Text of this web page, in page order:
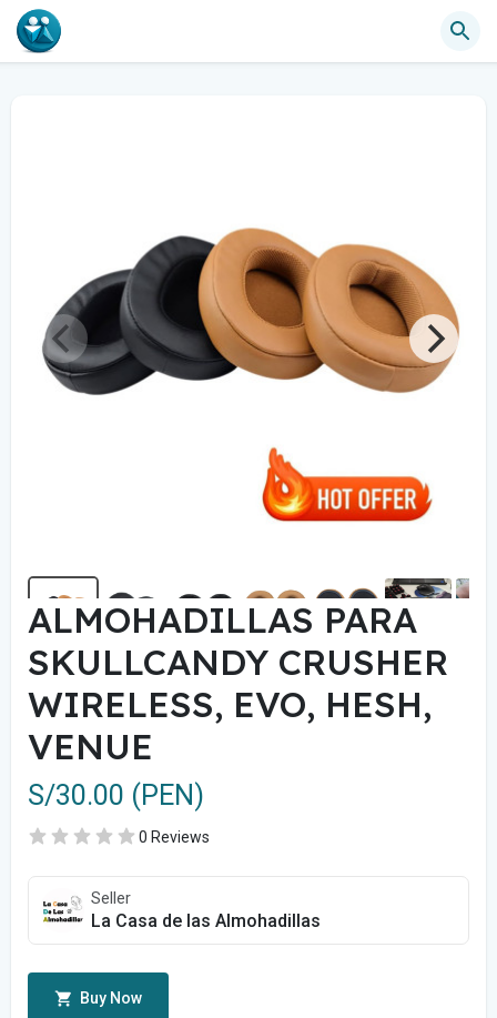
ALMOHADILLAS PARA
SKULLCANDY CRUSHER
WIRELESS, EVO, HESH,
VENUE
S/30.00 (PEN)
0 Reviews
Seller
La Casa de las Almohadillas
Buy Now